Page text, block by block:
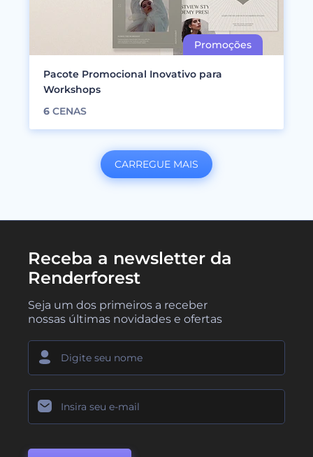
Pacote Promocional Inovativo para
Workshops
6 CENAS
CARREGUE MAIS
Receba a newsletter da
Renderforest
Seja um dos primeiros a receber
nossas últimas novidades e ofertas